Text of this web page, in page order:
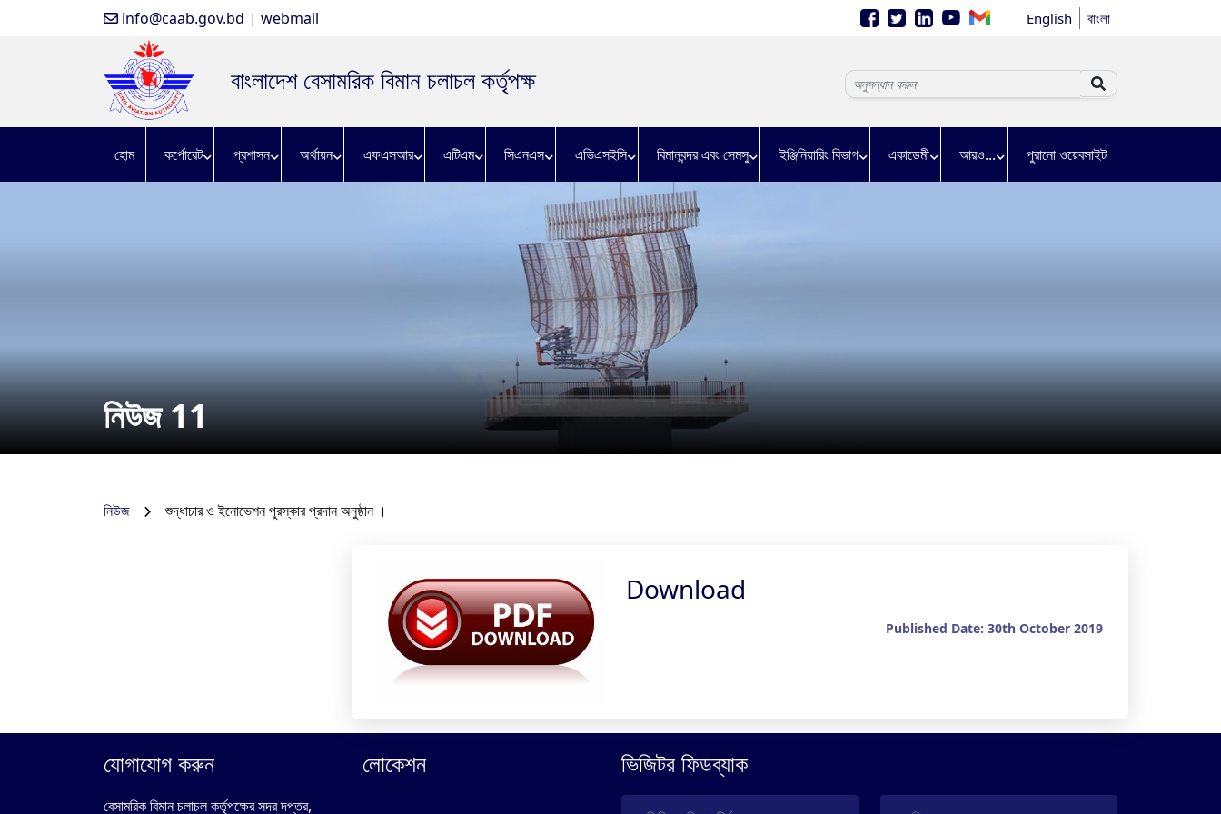
info@caab.gov.bd | webmail English বাংলা
বাংলাদেশ বেসামরিক বিমান চলাচল কর্তৃপক্ষ
হোম কর্পোরেট প্রশাসন অর্থায়ন এফএসআর এটিএম সিএনএস এভিএসইসি বিমানবন্দর এবং সেমসু ইঞ্জিনিয়ারিং বিভাগ একাডেমী আরও... পুরানো ওয়েবসাইট
নিউজ 11
নিউজ শুদ্ধাচার ও ইনোভেশন পুরস্কার প্রদান অনুষ্ঠান ।
Download
Published Date: 30th October 2019
যোগাযোগ করুন
বেসামরিক বিমান চলাচল কর্তৃপক্ষের সদর দপ্তর,
লোকেশন ভিজিটর ফিডব্যাক